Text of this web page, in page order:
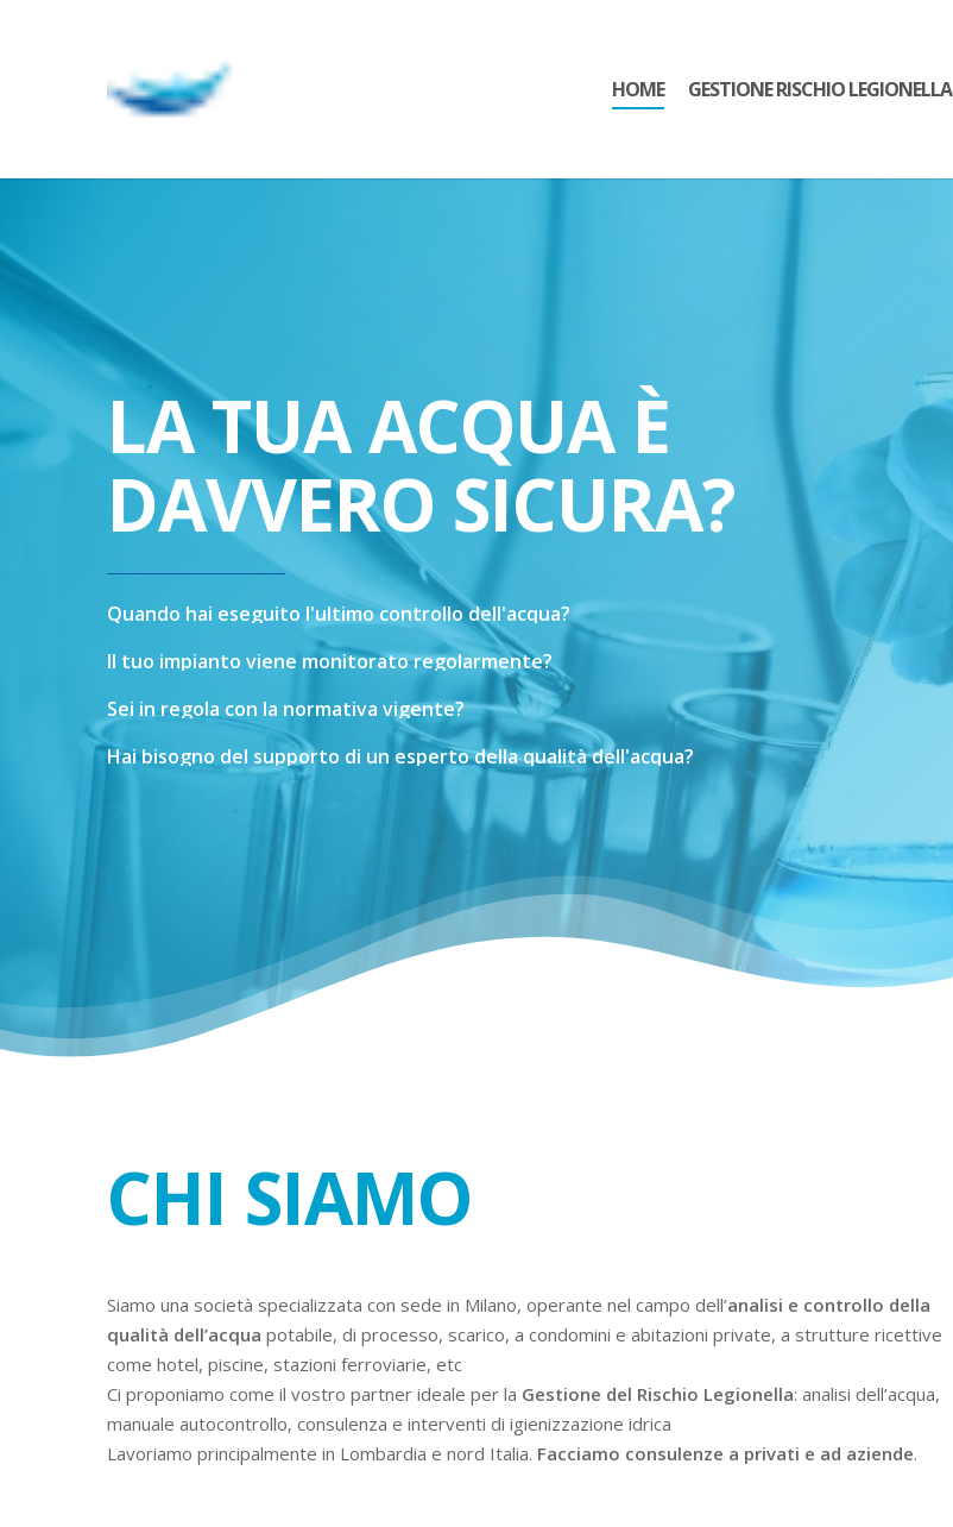
HOME GESTIONE RISCHIO LEGIONELLA
LA TUA ACQUA È
DAVVERO SICURA?
Quando hai eseguito l'ultimo controllo dell'acqua?
Il tuo impianto viene monitoratoregolarmente?
Sei in regola con la normativa vigente?
Hai bisogno del supporto di un espertodellaqualitàdell'acqua?
CHI SIAMO
Siamo una società specializzata con sede in Milano, operante nel campo dell’analisi e controllo della
qualità dell’acquapotabile, di processo, scarico, a condomini e abitazioni private, a strutture ricettive
come hotel, piscine, stazioni ferroviarie, etc
Ci proponiamo come il vostro partner ideale per la Gestione del Rischio Legionella: analisi dell’acqua,
manuale autocontrollo, consulenza e interventi di igienizzazione idrica
Lavoriamo principalmente in Lombardia e nord Italia. Facciamo consulenze a privati e ad aziende.